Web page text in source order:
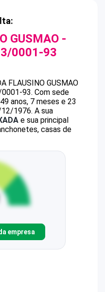
GUSMAO -
0001-93
FLAUSINO GUSMAO
93. Com sede
anos, 7 meses e 23
1976. A sua
e sua principal
casas de
empresa